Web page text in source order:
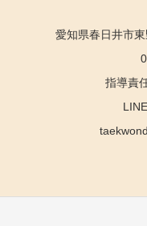
愛知県春日井市
指導責